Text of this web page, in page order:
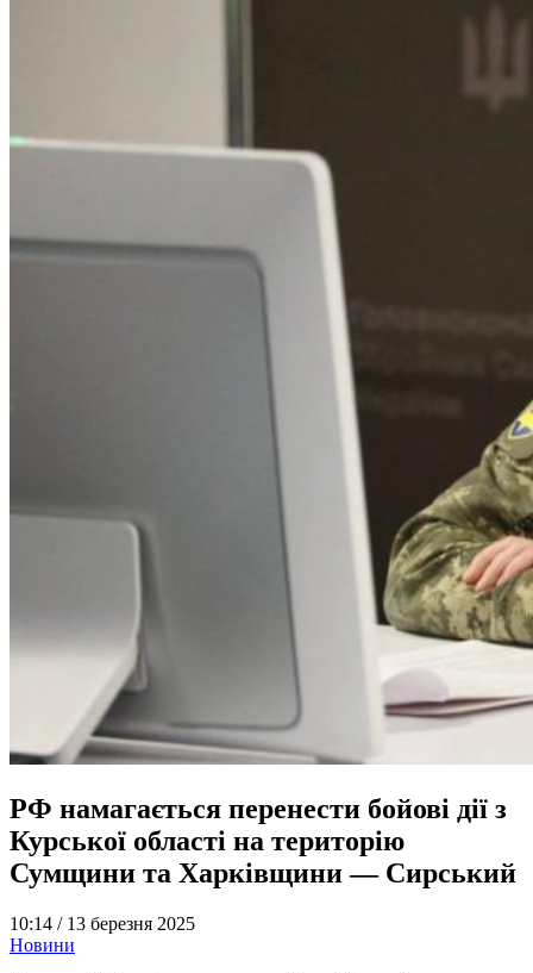
РФ намагається перенести бойові дії з
Курської області на територію
Сумщини та Харківщини — Сирський
10:14 / 13 березня 2025
Новини